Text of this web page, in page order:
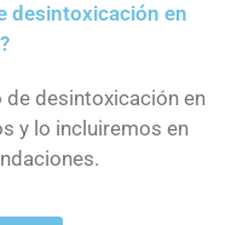
desintoxicación en
desintoxicación en
y lo incluiremos en